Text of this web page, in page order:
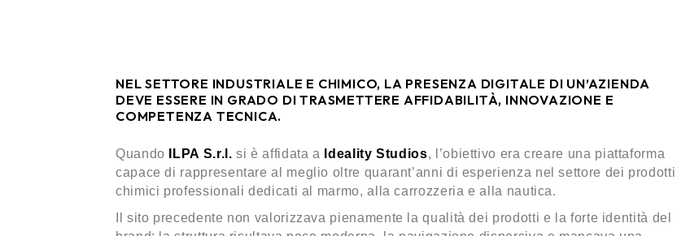
NEL SETTORE INDUSTRIALE E CHIMICO, LA PRESENZA DIGITALE DI UN’AZIENDA
DEVE ESSERE IN GRADO DI TRASMETTERE AFFIDABILITÀ, INNOVAZIONE E
COMPETENZA TECNICA.
Quando ILPA S.r.l.si è affidata a Ideality Studios, l’obiettivo era creare una piattaforma
capace di rappresentare al meglio oltre quarant’anni di esperienza nel settore dei prodotti
chimici professionali dedicati al marmo, alla carrozzeria e alla nautica.
Il sito precedente non valorizzava pienamente la qualità dei prodotti e la forte identità del